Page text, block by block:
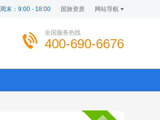
网站导航
国旅资质
周末：9:00 - 18:00
全国服务热线
400-690-6676